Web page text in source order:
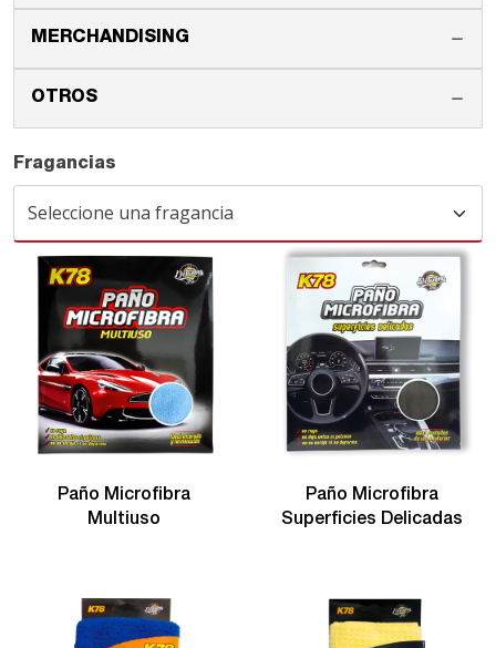
MERCHANDISING
OTROS
Fragancias
Paño Microfibra
Multiuso
Paño Microfibra
Superficies Delicadas